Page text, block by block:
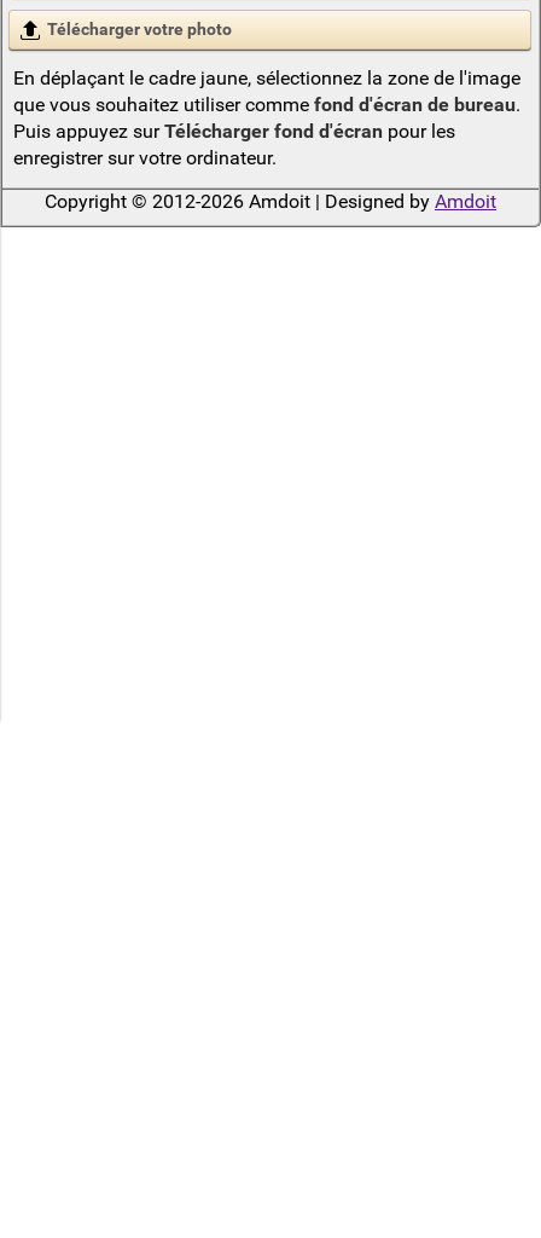
Télécharger votre photo
En déplaçant le cadre jaune, sélectionnez la zone de l'image
que vous souhaitez utiliser comme fond d'écran de bureau.
Puis appuyez surTélécharger fond d'écranpour les
enregistrer sur votre ordinateur.
Copyright © 2012-2026 Amdoit | Designed by Amdoit